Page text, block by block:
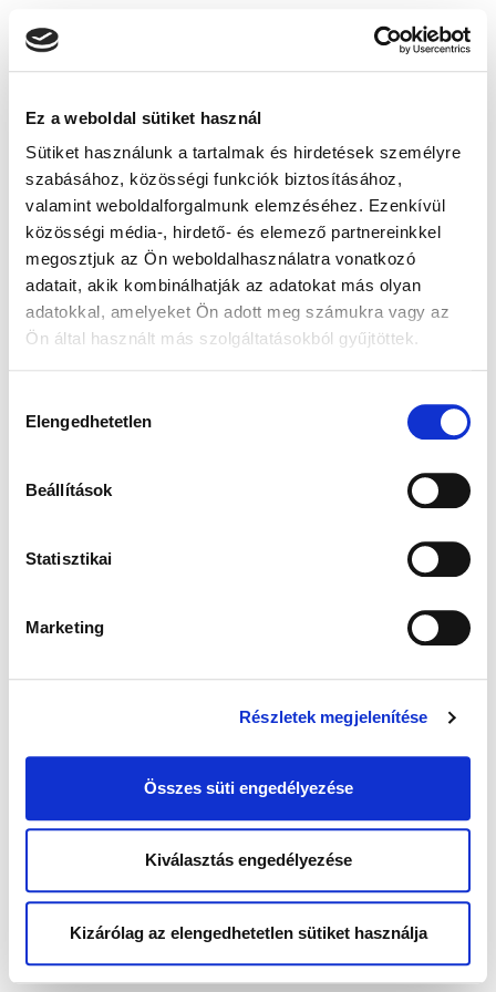
Ez a weboldal sütiket használ
Sütiket használunk a tartalmak és hirdetések személyre
szabásához, közösségi funkciók biztosításához,
valamint weboldalforgalmunk elemzéséhez. Ezenkívül
közösségi média-, hirdető- és elemező partnereinkkel
megosztjuk az Ön weboldalhasználatra vonatkozó
adatait, akik kombinálhatják az adatokat más olyan
adatokkal, amelyeket Ön adott meg számukra vagy az
Ön által használt más szolgáltatásokból gyűjtöttek.
kiválasztása
Elengedhetetlen
Beállítások
Statisztikai
Marketing
Részletek megjelenítése
Összes süti engedélyezése
Kiválasztás engedélyezése
Kizárólag az elengedhetetlen sütiket használja